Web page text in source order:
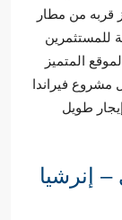
قربه من مطار
للمستثمرين
المتميز
مشروع فيراندا
طويل
إنرشيا